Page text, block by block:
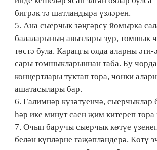
бигрәк тә шатландыра үзләрен.
5. Ана сыерчык зәңгәрсу йомырка
балаларының авызлары зур, томшык
төстә була. Караңгы ояда аларны
сары томшыкларыннан таба. Бу
концертлары туктап тора, чөнки
ашатасылары бар.
6. Галимнәр күзәтүенчә, сыерчыклар
һәр ике минут саен җим китереп тора
7. Очып баручы сыерчык көтүе
белән күпләрне гаҗәпләндерә. Көтү